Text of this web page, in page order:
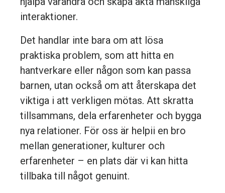
interaktioner.
Det handlar inte bara om att lösa
praktiska problem, som att hitta en
hantverkare eller någon som kan passa
barnen, utan också om att återskapa det
viktiga i att verkligen mötas. Att skratta
tillsammans, dela erfarenheter och bygga
nya relationer. För oss är helpii en bro
mellan generationer, kulturer och
erfarenheter – en plats där vi kan hitta
tillbaka till något genuint.